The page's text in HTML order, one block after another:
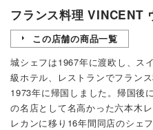
フランス料理 VINCENT
この店舗の商品一覧
城シェフは1967年に渡欧し、ス
級ホテル、レストランでフラン
1973年に帰国しました。帰国後
の名店として名高かった六本木
レカンに移り16年間同店のシェ